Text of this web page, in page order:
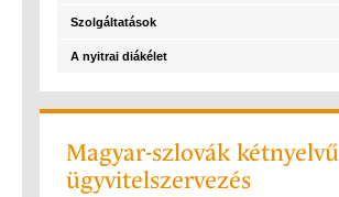
Szolgáltatások
A nyitrai diákélet
Magyar-szlovák kétnyelvű
ügyvitelszervezés